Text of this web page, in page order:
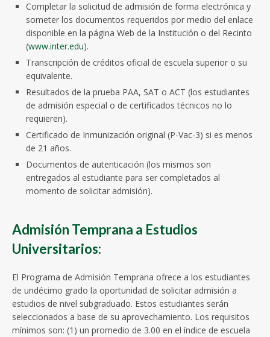
Completar la solicitud de admisión de forma electrónica y
someter los documentos requeridos por medio del enlace
disponible en la página Web de la Institución o del Recinto
(www.inter.edu).
Transcripción de créditos oficial de escuela superior o su
equivalente.
Resultados de la prueba PAA, SAT o ACT (los estudiantes
de admisión especial o de certificados técnicos no lo
requieren).
Certificado de Inmunización original (P-Vac-3) si es menos
de 21 años.
Documentos de autenticación (los mismos son
entregados al estudiante para ser completados al
momento de solicitar admisión).
Admisión Temprana a Estudios
Universitarios:
El Programa de Admisión Temprana ofrece a los estudiantes
de undécimo grado la oportunidad de solicitar admisión a
estudios de nivel subgraduado. Estos estudiantes serán
seleccionados a base de su aprovechamiento. Los requisitos
mínimos son: (1) un promedio de 3.00 en el índice de escuela